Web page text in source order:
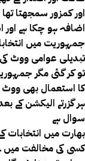
اور کمزور سمجھتا
اضافہ ہو چکا ہے اور
جمہوریت میں
تبدیلی عوامی ووٹ کی
تو کر گئی مگر
کا استعمال بھی ووٹ
ہر گزرتے الیکشن کے
سوال ہے
بھارت میں انتخابات
کسی کی مخالفت میں